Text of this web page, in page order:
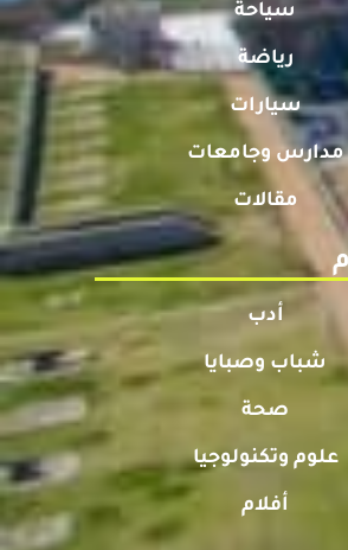
سياحة
رياضة
سيارات
مدارس وجامعات
مقالات
أدب
شباب وصبايا
صحة
علوم وتكنولوجيا
أفلام